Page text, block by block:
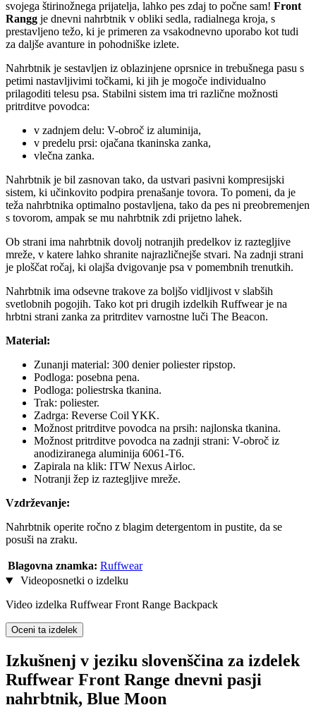
svojega štirinožnega prijatelja, lahko pes zdaj to počne sam! Front
Rangg je dnevni nahrbtnik v obliki sedla, radialnega kroja, s
prestavljeno težo, ki je primeren za vsakodnevno uporabo kot tudi
za daljše avanture in pohodniške izlete.
Nahrbtnik je sestavljen iz oblazinjene oprsnice in trebušnega pasu s
petimi nastavljivimi točkami, ki jih je mogoče individualno
prilagoditi telesu psa. Stabilni sistem ima tri različne možnosti
pritrditve povodca:
v zadnjem delu: V-obroč iz aluminija,
v predelu prsi: ojačana tkaninska zanka,
vlečna zanka.
Nahrbtnik je bil zasnovan tako, da ustvari pasivni kompresijski
sistem, ki učinkovito podpira prenašanje tovora. To pomeni, da je
teža nahrbtnika optimalno postavljena, tako da pes ni preobremenjen
s tovorom, ampak se mu nahrbtnik zdi prijetno lahek.
Ob strani ima nahrbtnik dovolj notranjih predelkov iz raztegljive
mreže, v katere lahko shranite najrazličnejše stvari. Na zadnji strani
je ploščat ročaj, ki olajša dvigovanje psa v pomembnih trenutkih.
Nahrbtnik ima odsevne trakove za boljšo vidljivost v slabših
svetlobnih pogojih. Tako kot pri drugih izdelkih Ruffwear je na
hrbtni strani zanka za pritrditev varnostne luči The Beacon.
Material:
Zunanji material: 300 denier poliester ripstop.
Podloga: posebna pena.
Podloga: poliestrska tkanina.
Trak: poliester.
Zadrga: Reverse Coil YKK.
Možnost pritrditve povodca na prsih: najlonska tkanina.
Možnost pritrditve povodca na zadnji strani: V-obroč iz
anodiziranega aluminija 6061-T6.
Zapirala na klik: ITW Nexus Airloc.
Notranji žep iz raztegljive mreže.
Vzdrževanje:
Nahrbtnik operite ročno z blagim detergentom in pustite, da se
posuši na zraku.
Blagovna znamka: Ruffwear
Videoposnetki o izdelku
Video izdelka Ruffwear Front Range Backpack
Oceni ta izdelek
Izkušnenj v jeziku slovenščina za izdelek
Ruffwear Front Range dnevni pasji
nahrbtnik, Blue Moon